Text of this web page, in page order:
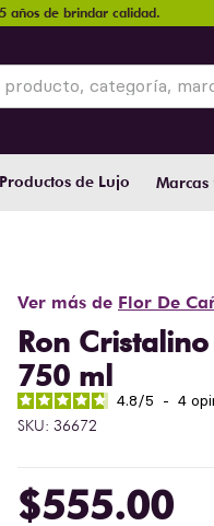
años de brindar calidad.
categoría, marca y
Productos de Lujo Marcas
Ver más de Flor De
Ron
750 ml
4.8/5 - 4
SKU: 36672
$555.00